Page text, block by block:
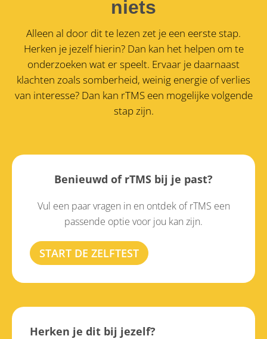
niets
Alleen al door dit te lezen zet je een eerste stap.
Herken je jezelf hierin? Dan kan het helpen om te
onderzoeken wat er speelt. Ervaar je daarnaast
klachten zoals somberheid, weinig energie of verlies
van interesse? Dan kan rTMS een mogelijke volgende
stap zijn.
Benieuwd of rTMS bij je past?
Vul een paar vragen in en ontdek of rTMS een
passende optie voor jou kan zijn.
START DE ZELFTEST
Herken je dit bij jezelf?